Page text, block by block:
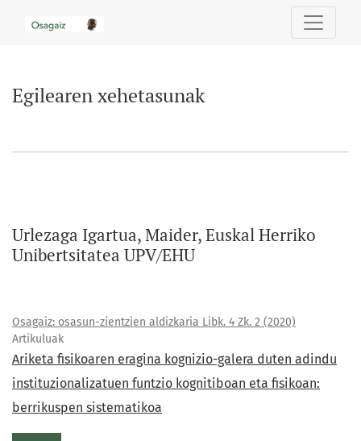
Egilearen xehetasunak
Urlezaga Igartua, Maider, Euskal Herriko
Unibertsitatea UPV/EHU
Osagaiz: osasun-zientzien aldizkaria Libk. 4 Zk. 2 (2020)
Artikuluak
Ariketa fisikoaren eragina kognizio-galera duten adindu
instituzionalizatuen funtzio kognitiboan eta fisikoan:
berrikuspen sistematikoa